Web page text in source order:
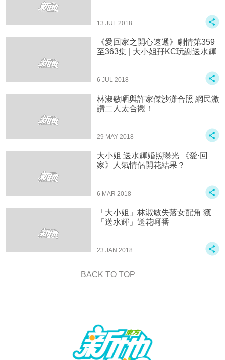
13 JUL 2018
《愛回家之開心速遞》劇情第359
至363集 | 大小姐孖KC玩謝送水輝
6 JUL 2018
林淑敏哂與許家傑沙灘合照 網民激
讚二人太合襯！
29 MAY 2018
大小姐 送水輝婚照曝光 《愛·回
家》人氣情侶開花結果？
6 MAR 2018
「大小姐」林淑敏失落女配角 獲
「送水輝」送花呵番
23 JAN 2018
BACK TO TOP